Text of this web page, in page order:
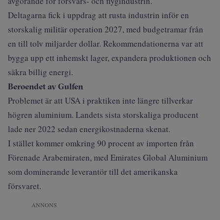
Deltagarna fick i uppdrag att rusta industrin inför en
storskalig militär operation 2027, med budgetramar från
en till tolv miljarder dollar. Rekommendationerna var att
bygga upp ett inhemskt lager, expandera produktionen och
säkra billig energi.
Beroendet av Gulfen
Problemet är att USA i praktiken inte längre tillverkar
högren aluminium. Landets sista storskaliga producent
lade ner 2022 sedan energikostnaderna skenat.
I stället kommer omkring 90 procent av importen från
Förenade Arabemiraten, med Emirates Global Aluminium
som dominerande leverantör till det amerikanska
försvaret.
ANNONS